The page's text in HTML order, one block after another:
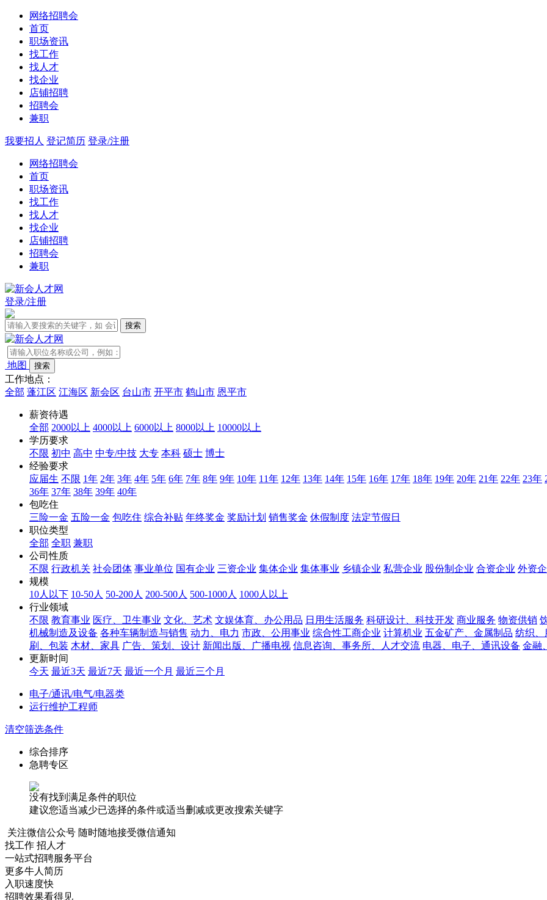
网络招聘会
首页
职场资讯
找工作
找人才
找企业
店铺招聘
招聘会
兼职
我要招人 登记简历 登录/注册
网络招聘会
首页
职场资讯
找工作
找人才
找企业
店铺招聘
招聘会
兼职
登录/注册
地图
工作地点：
全部 蓬江区 江海区 新会区 台山市 开平市 鹤山市 恩平市
薪资待遇
全部 2000以上 4000以上 6000以上 8000以上 10000以上
学历要求
不限 初中 高中 中专/中技 大专 本科 硕士 博士
经验要求
应届生 不限 1年 2年 3年 4年 5年 6年 7年 8年 9年 10年 11年 12年 13年 14年 15年 16年 17年 18年 19年 20年 21年 22年 23年
36年 37年 38年 39年 40年
包吃住
三险一金 五险一金 包吃住 综合补贴 年终奖金 奖励计划 销售奖金 休假制度 法定节假日
职位类型
全部 全职 兼职
公司性质
不限 行政机关 社会团体 事业单位 国有企业 三资企业 集体企业 集体事业 乡镇企业 私营企业 股份制企业 合资企业 外资
规模
10人以下 10-50人 50-200人 200-500人 500-1000人 1000人以上
行业领域
不限 教育事业 医疗、卫生事业 文化、艺术 文娱体育、办公用品 日用生活服务 科研设计、科技开发 商业服务 物资供销
机械制造及设备 各种车辆制造与销售 动力、电力 市政、公用事业 综合性工商企业 计算机业 五金矿产、金属制品 纺织、
刷、包装 木材、家具 广告、策划、设计 新闻出版、广播电视 信息咨询、事务所、人才交流 电器、电子、通讯设备 金融
更新时间
今天 最近3天 最近7天 最近一个月 最近三个月
电子/通讯/电气/电器类
运行维护工程师
清空筛选条件
综合排序
急聘专区
没有找到满足条件的职位
建议您适当减少已选择的条件或适当删减或更改搜索关键字
关注微信公众号 随时随地接受微信通知
找工作 招人才
一站式招聘服务平台
更多牛人简历
入职速度快
招聘效果看得见